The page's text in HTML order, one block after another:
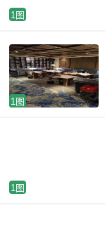
1图
1图
1图